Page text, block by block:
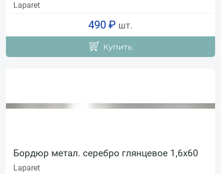
Laparet
490 ₽ шт.
Купить
Бордюр метал. серебро глянцевое 1,6х60
Laparet